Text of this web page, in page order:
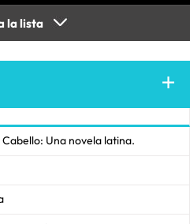
la lista
Una novela latina.